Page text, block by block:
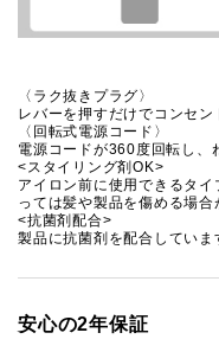
〈ラク抜きプラグ〉
レバーを押すだけでコンセン
〈回転式電源コード〉
電源コードが360度回転し、
<スタイリング剤OK>
アイロン前に使用できるタ
っては髪や製品を傷める場合
<抗菌剤配合>
製品に抗菌剤を配合していま
安心の2年保証